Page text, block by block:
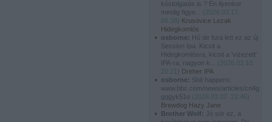
kóstolgatás is ? Én ilyenkor
mindig figye... (
2026.03.17.
06:38
) Krusovice Lezak
Hidegkomlós
osborne: Hú de fura lett ez az új
Session Ipa. Kicsit a
Hidegkomlósra, kicsit a 'vizezett'
IPA-ra, nagyon k... (
2026.03.10.
20:21
) Dreher IPA
osborne: Shit happens:
www.bbc.com/news/articles/cn4g
gqgyk51o ( 2026.03.07. 22:46
)
Brewdog Hazy Jane
Brother Wolf:
Jó sör ez, a